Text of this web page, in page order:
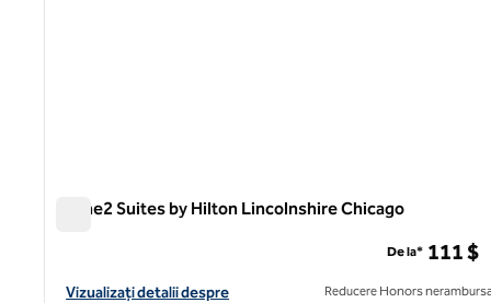
Home2 Suites by Hilton Lincolnshire Chicago
Vizualizați detaliile hotelului pentru Home2 Suites by Hilton
Vizualizați detalii despre
De la* 111 $
Reducere Honors